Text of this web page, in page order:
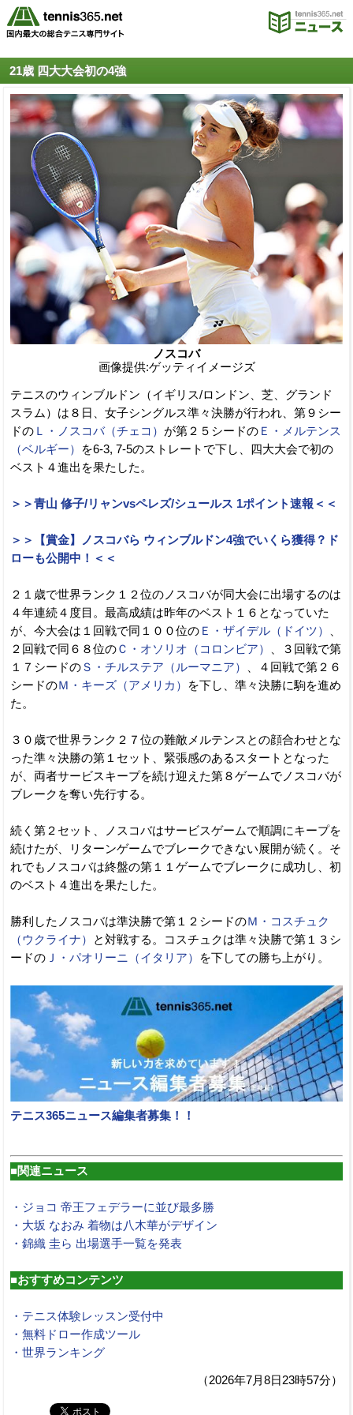
21歳 四大大会初の4強
ノスコバ
画像提供:ゲッティイメージズ
テニスのウィンブルドン（イギリス/ロンドン、芝、グランド
スラム）は８日、女子シングルス準々決勝が行われ、第９シー
ドの Ｌ・ノスコバ（チェコ） が第２５シードの Ｅ・メルテンス
（ベルギー）
を6-3, 7-5のストレートで下し、四大大会で初の
ベスト４進出を果たした。
＞＞青山 修子/リャンvsペレズ/シュールス 1ポイント速報＜＜
＞＞【賞金】ノスコバら ウィンブルドン4強でいくら獲得？ド
ローも公開中！＜＜
２１歳で世界ランク１２位のノスコバが同大会に出場するのは
４年連続４度目。最高成績は昨年のベスト１６となっていた
が、今大会は１回戦で同１００位の Ｅ・ザイデル（ドイツ）
２回戦で同６８位のＣ・オソリオ（コロンビア）
、３回戦で第
１７シードのＳ・チルステア（ルーマニア）
、４回戦で第２６
シードのＭ・キーズ（アメリカ）
を下し、準々決勝に駒を進め
た。
３０歳で世界ランク２７位の難敵メルテンスとの顔合わせとな
った準々決勝の第１セット、緊張感のあるスタートとなった
が、両者サービスキープを続け迎えた第８ゲームでノスコバが
ブレークを奪い先行する。
続く第２セット、ノスコバはサービスゲームで順調にキープを
続けたが、リターンゲームでブレークできない展開が続く。そ
れでもノスコバは終盤の第１１ゲームでブレークに成功し、初
のベスト４進出を果たした。
勝利したノスコバは準決勝で第１２シードのＭ・コスチュク
（ウクライナ）
と対戦する。コスチュクは準々決勝で第１３シ
ードの Ｊ・パオリーニ（イタリア） を下しての勝ち上がり。
テニス365ニュース編集者募集！！
■関連ニュース
・ジョコ 帝王フェデラーに並び最多勝
・大坂 なおみ 着物は八木華がデザイン
・錦織 圭ら 出場選手一覧を発表
■おすすめコンテンツ
・テニス体験レッスン受付中
・無料ドロー作成ツール
・世界ランキング
（2026年7月8日23時57分）